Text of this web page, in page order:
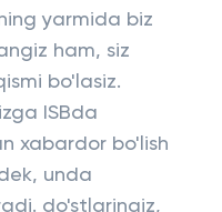
yarmida biz
ham, siz
bo'lasiz.
ISBda
xabardor bo'lish
unda
do'stlaringiz,